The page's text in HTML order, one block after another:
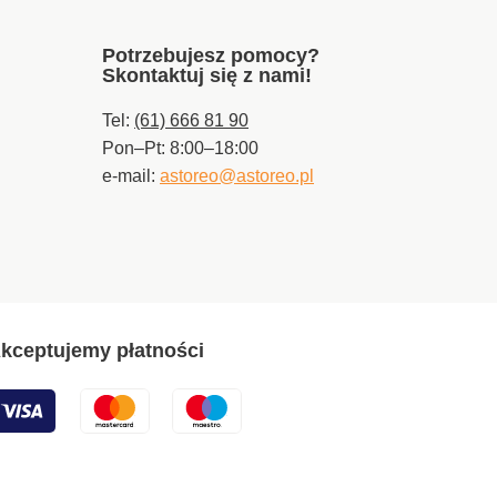
Potrzebujesz pomocy?
Skontaktuj się z nami!
Tel: (61) 666 81 90
Pon–Pt: 8:00–18:00
e-mail: astoreo@astoreo.pl
płatności